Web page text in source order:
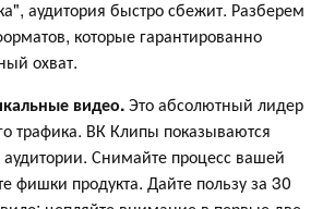
аудитория быстро сбежит. Разберем
которые гарантированно
охват.
видео.Это абсолютный лидер
трафика. ВК Клипы показываются
Снимайте процесс вашей
фишки продукта. Дайте пользу за 30